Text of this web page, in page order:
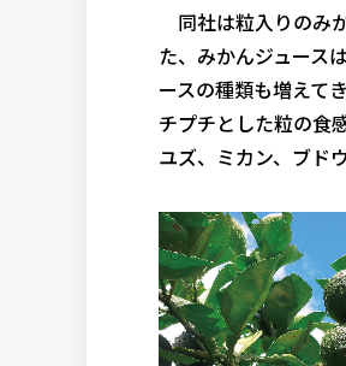
同社は粒入りのみ
た、みかんジュース
ースの種類も増えて
チプチとした粒の食
ユズ、ミカン、ブド